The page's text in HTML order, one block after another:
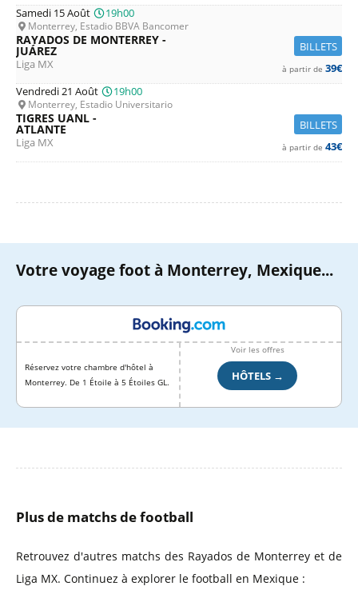
Samedi 15 Août
19h00
Monterrey, Estadio BBVA Bancomer
BILLETS
RAYADOS DE MONTERREY -
JUÁREZ
Liga MX à partir de 39€
Vendredi 21 Août
19h00
Monterrey, Estadio Universitario
BILLETS
TIGRES UANL -
ATLANTE
Liga MX à partir de 43€
Votre voyage foot à Monterrey, Mexique...
Réservez votre chambre d'hôtel à
Monterrey. De 1 Étoile à 5 Étoiles GL.
Voir les offres
HÔTELS →
Plus de matchs de football
Retrouvez d'autres matchs des Rayados de Monterrey et de
Liga MX. Continuez à explorer le football en Mexique :